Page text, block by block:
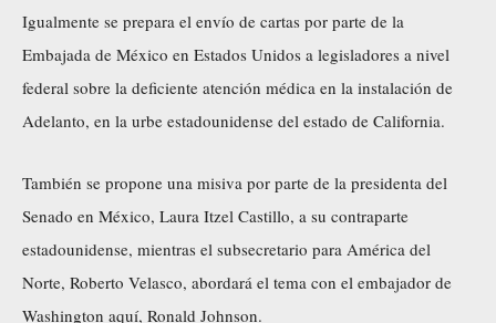
Igualmente se prepara el envío de cartas por parte de la
Embajada de México en Estados Unidos a legisladores a nivel
federal sobre la deficiente atención médica en la instalación de
Adelanto, en la urbe estadounidense del estado de California.
También se propone una misiva por parte de la presidenta del
Senado en México, Laura Itzel Castillo, a su contraparte
estadounidense, mientras el subsecretario para América del
Norte, Roberto Velasco, abordará el tema con el embajador de
Washington aquí, Ronald Johnson.